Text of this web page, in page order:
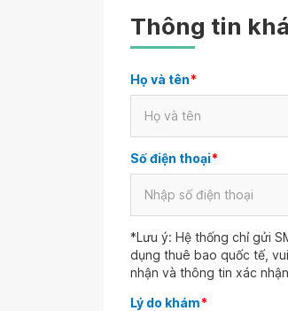
Thông tin
Họ và tên*
Số điện thoại*
*Lưu ý: Hệ thống chỉ gửi
dụng thuê bao quốc tế,
nhận và thông tin xác
Lý do khám*